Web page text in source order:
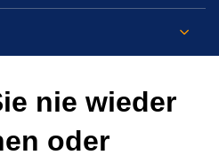
nie wieder
oder